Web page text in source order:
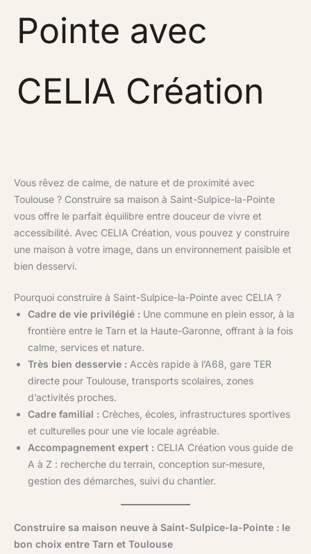
Pointe avec
CELIA Création
Vous rêvez de calme, de nature et de proximité avec
Toulouse ? Construire sa maison à Saint-Sulpice-la-Pointe
vous offre le parfait équilibre entre douceur de vivre et
accessibilité. Avec CELIA Création, vous pouvez y construire
une maison à votre image, dans un environnement paisible et
bien desservi.
Pourquoi construire à Saint-Sulpice-la-Pointe avec CELIA ?
Cadre de vie privilégié : Une commune en plein essor, à la
frontière entre le Tarn et la Haute-Garonne, offrant à la fois
calme, services et nature.
Très bien desservie : Accès rapide à l’A68, gare TER
directe pour Toulouse, transports scolaires, zones
d’activités proches.
Cadre familial : Crèches, écoles, infrastructures sportives
et culturelles pour une vie locale agréable.
Accompagnement expert : CELIA Création vous guide de
A à Z : recherche du terrain, conception sur-mesure,
gestion des démarches, suivi du chantier.
Construire sa maison neuve à Saint-Sulpice-la-Pointe : le
bon choix entre Tarn et Toulouse